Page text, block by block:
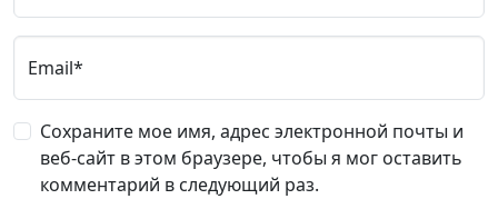
Email*
Сохраните мое имя, адрес электронной почты и
веб-сайт в этом браузере, чтобы я мог оставить
комментарий в следующий раз.